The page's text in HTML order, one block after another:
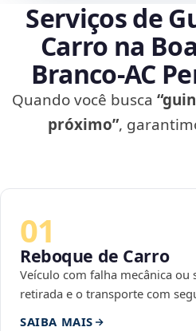
Serviços de
Carro na
Branco‑AC
Quando você busca
próximo”,
01
Reboque de Carro
Veículo com falha mecânica ou
retirada e o transporte com
SAIBA MAIS